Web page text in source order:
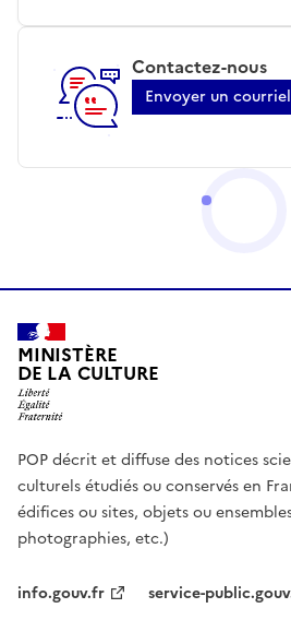
Contactez-nous
Envoyer un courriel
MINISTÈRE
DE LA CULTURE
POP décrit et diffuse des notices
culturels étudiés ou conservés en
édifices ou sites, objets ou
photographies, etc.)
info.gouv.fr
service-